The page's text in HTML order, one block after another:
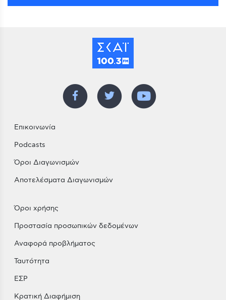
Επικοινωνία
Podcasts
Όροι Διαγωνισμών
Αποτελέσματα Διαγωνισμών
Όροι χρήσης
Προστασία προσωπικών δεδομένων
Αναφορά προβλήματος
Ταυτότητα
ΕΣΡ
Κρατική Διαφήμιση